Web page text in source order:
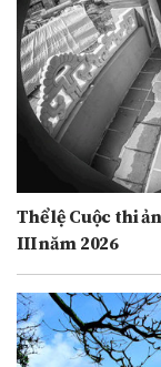
Thể lệ Cuộc thi
III năm 2026